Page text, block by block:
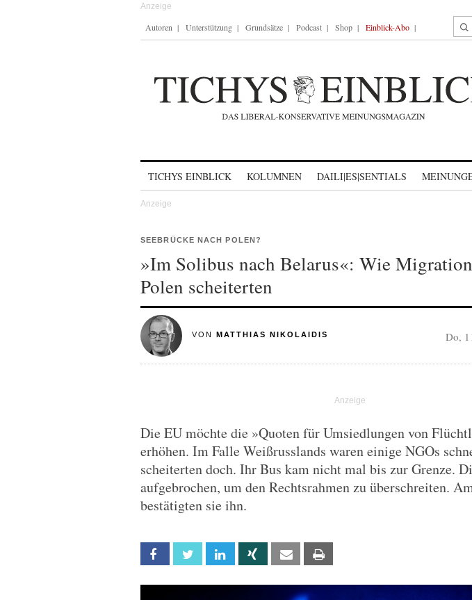
Autoren Unterstützung Grundsätze Podcast Shop Einblick-Abo
TICHYS EINBLICK KOLUMNEN DAILI|ES|SENTIALS
SEEBRÜCKE NACH POLEN?
»Im Solibus nach Belarus«: Wie
Polen scheiterten
VON MATTHIAS NIKOLAIDIS Do,
Die EU möchte die »Quoten für Umsiedlungen von
erhöhen. Im Falle Weißrusslands waren einige NGOs
scheiterten doch. Ihr Bus kam nicht mal bis zur Grenze.
aufgebrochen, um den Rechtsrahmen zu überschreiten.
bestätigten sie ihn.
Facebook Twitter Linkedin Xing Email